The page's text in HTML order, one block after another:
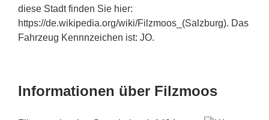
diese Stadt finden Sie hier:
https://de.wikipedia.org/wiki/Filzmoos_(Salzburg). Das
Fahrzeug Kennnzeichen ist: JO.
Informationen über Filzmoos